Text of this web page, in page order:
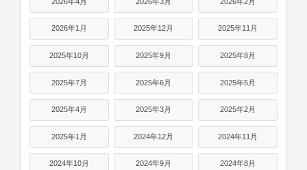
2026年1月 2025年12月 2025年11月
2025年10月 2025年9月 2025年8月
2025年7月 2025年6月 2025年5月
2025年4月 2025年3月 2025年2月
2025年1月 2024年12月 2024年11月
2024年10月 2024年9月 2024年8月